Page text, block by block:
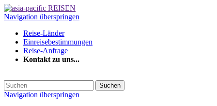
Navigation überspringen
Reise-Länder
Einreisebestimmungen
Reise-Anfrage
Kontakt zu uns...
Suchen
Navigation überspringen